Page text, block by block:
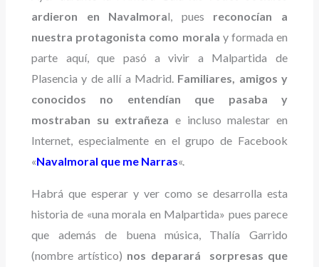
ardieron en Navalmoral, pues reconocían a
nuestra protagonista como morala y formada en
parte aquí, que pasó a vivir a Malpartida de
Plasencia y de allí a Madrid. Familiares, amigos y
conocidos no entendían que pasaba y
mostraban su extrañeza e incluso malestar en
Internet, especialmente en el grupo de Facebook
«Navalmoral que me Narras«.
Habrá que esperar y ver como se desarrolla esta
historia de «una morala en Malpartida» pues parece
que además de buena música, Thalía Garrido
(nombre artístico) nos deparará sorpresas que